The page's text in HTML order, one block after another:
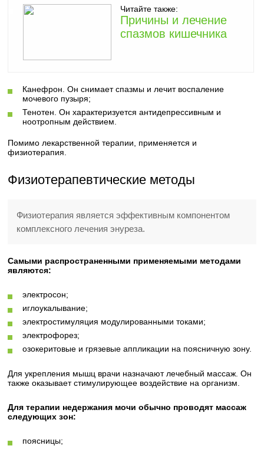
Читайте также:
Причины и лечение
спазмов кишечника
Канефрон. Он снимает спазмы и лечит воспаление
мочевого пузыря;
Тенотен. Он характеризуется антидепрессивным и
ноотропным действием.
Помимо лекарственной терапии, применяется и
физиотерапия.
Физиотерапевтические методы
Физиотерапия является эффективным компонентом
комплексного лечения энуреза.
Самыми распространенными применяемыми методами
являются:
электросон;
иглоукалывание;
электростимуляция модулированными токами;
электрофорез;
озокеритовые и грязевые аппликации на поясничную зону.
Для укрепления мышц врачи назначают лечебный массаж. Он
также оказывает стимулирующее воздействие на организм.
Для терапии недержания мочи обычно проводят массаж
следующих зон:
поясницы;